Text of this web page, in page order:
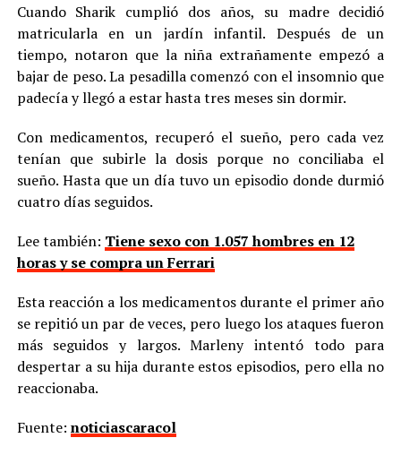
Cuando Sharik cumplió dos años, su madre decidió
matricularla en un jardín infantil. Después de un
tiempo, notaron que la niña extrañamente empezó a
bajar de peso. La pesadilla comenzó con el insomnio que
padecía y llegó a estar hasta tres meses sin dormir.
Con medicamentos, recuperó el sueño, pero cada vez
tenían que subirle la dosis porque no conciliaba el
sueño. Hasta que un día tuvo un episodio donde durmió
cuatro días seguidos.
Lee también: Tiene sexo con 1.057 hombres en 12
horas y se compra un Ferrari
Esta reacción a los medicamentos durante el primer año
se repitió un par de veces, pero luego los ataques fueron
más seguidos y largos. Marleny intentó todo para
despertar a su hija durante estos episodios, pero ella no
reaccionaba.
Fuente: noticiascaracol